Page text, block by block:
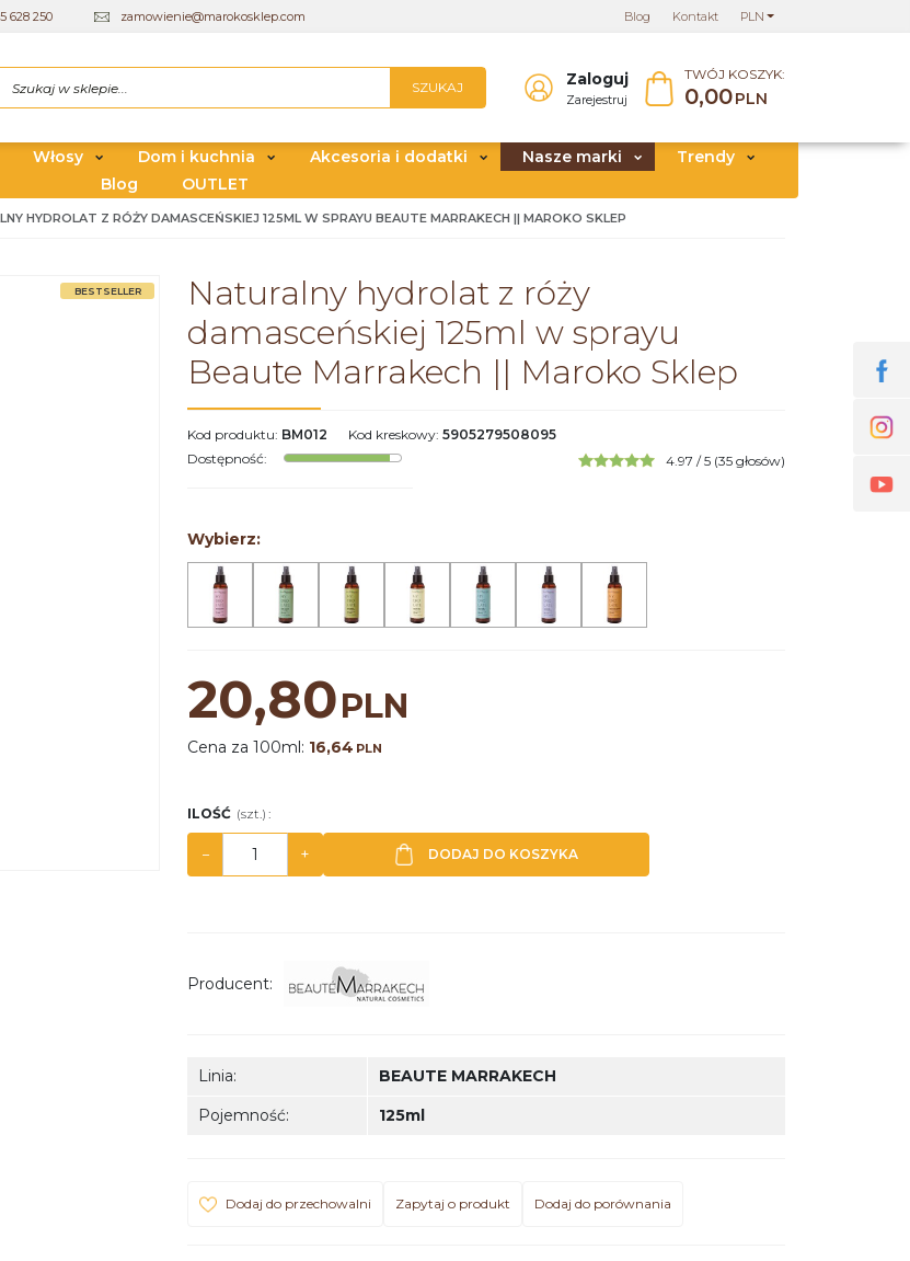
628 250 zamowienie@marokosklep.com PLN
Blog Kontakt
SZUKAJ Zaloguj
Zarejestruj
TWÓJ KOSZYK:
0,00PLN
Włosy Dom i kuchnia Akcesoria i dodatki Nasze marki
Trendy
Blog
OUTLET
HYDROLAT Z RÓŻY DAMASCEŃSKIEJ 125ML W SPRAYU BEAUTE MARRAKECH || MAROKO SKLEP
BESTSELLER
Naturalny hydrolat z róży
damasceńskiej 125ml w sprayu
Beaute Marrakech || Maroko Sklep
Kod produktu: BM012 Kod kreskowy: 5905279508095
Dostępność: 4.97 /5 (35 głosów)
Wybierz:
20,80PLN
Cena za 100ml: 16,64 PLN
ILOŚĆ (szt.) :
− + DODAJ DO KOSZYKA
Producent:
Linia:
BEAUTE MARRAKECH
Pojemność: 125ml
Dodaj do przechowalni Zapytaj o produkt Dodaj do porównania